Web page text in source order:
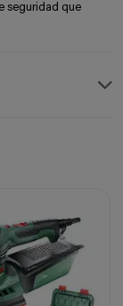
seguridad que